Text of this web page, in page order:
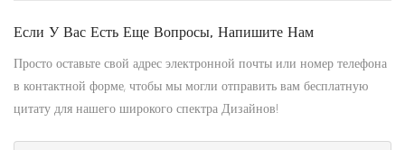
Если У Вас Есть Еще Вопросы, Напишите Нам
Просто оставьте свой адрес электронной почты или номер телефона
в контактной форме, чтобы мы могли отправить вам бесплатную
цитату для нашего широкого спектра Дизайнов!